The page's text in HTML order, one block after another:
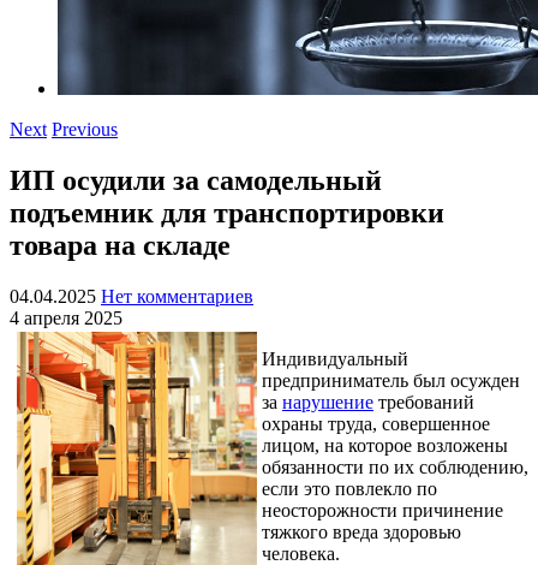
Next Previous
ИП осудили за самодельный
подъемник для транспортировки
товара на складе
04.04.2025 Нет комментариев
4 апреля 2025
Индивидуальный
предприниматель был осужден
за нарушение требований
охраны труда, совершенное
лицом, на которое возложены
обязанности по их соблюдению,
если это повлекло по
неосторожности причинение
тяжкого вреда здоровью
человека.